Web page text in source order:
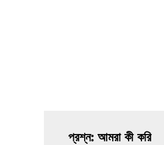
প্রশ্ন: আমরা কী করি